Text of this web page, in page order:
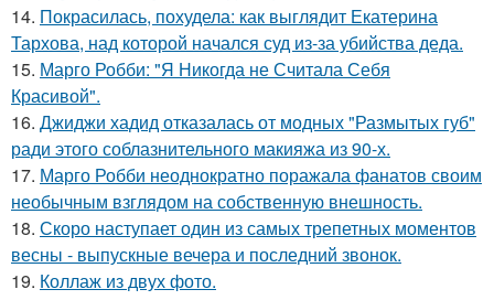
14. Покрасилась, похудела: как выглядит Екатерина
Тархова, над которой начался суд из-за убийства деда.
15. Марго Робби: "Я Никогда не Считала Себя
Красивой".
16. Джиджи хадид отказалась от модных "Размытых губ"
ради этого соблазнительного макияжа из 90-х.
17. Марго Робби неоднократно поражала фанатов своим
необычным взглядом на собственную внешность.
18. Скоро наступает один из самых трепетных моментов
весны - выпускные вечера и последний звонок.
19. Коллаж из двух фото.